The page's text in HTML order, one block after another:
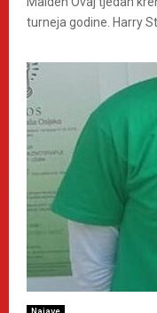
turneja godine. Harry